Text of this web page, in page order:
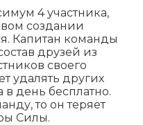
4 участника,
создании
Капитан команды
друзей из
своего
удалять других
в день бесплатно.
то он теряет
Силы.